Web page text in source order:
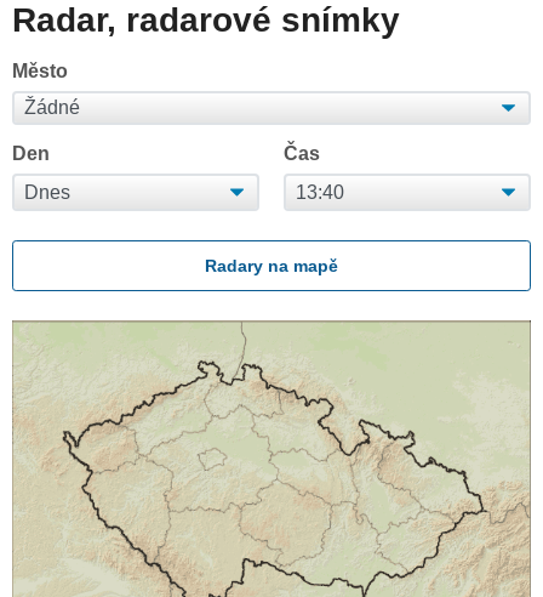
Radar, radarové snímky
Město
Den Čas
Radary na mapě